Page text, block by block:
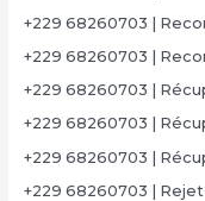
+229 68260703 |
+229 68260703 |
+229 68260703 |
+229 68260703 |
+229 68260703 |
+229 68260703 |